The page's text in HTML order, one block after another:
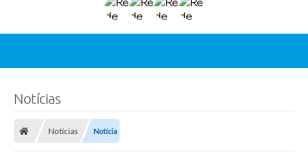
Notícias
Notícias Notícia